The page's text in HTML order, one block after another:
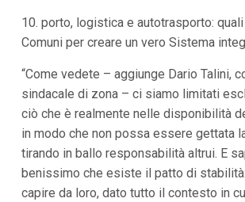
10. porto, logistica e autotrasporto:
Comuni per creare un vero Sistema
“Come vedete – aggiunge Dario Talini,
sindacale di zona – ci siamo limitati
ciò che è realmente nelle disponibilità
in modo che non possa essere gettata
tirando in ballo responsabilità altrui. E
benissimo che esiste il patto di
capire da loro, dato tutto il contesto in